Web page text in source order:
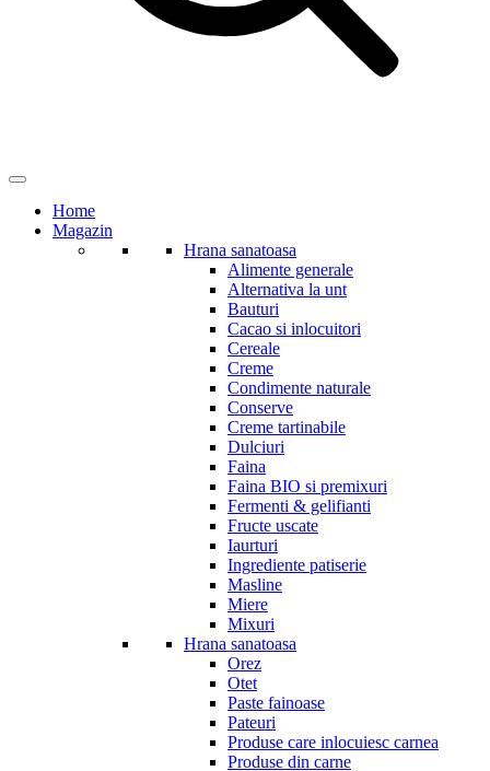
Home
Magazin
Hrana sanatoasa
Alimente generale
Alternativa la unt
Bauturi
Cacao si inlocuitori
Cereale
Creme
Condimente naturale
Conserve
Creme tartinabile
Dulciuri
Faina
Faina BIO si premixuri
Fermenti & gelifianti
Fructe uscate
Iaurturi
Ingrediente patiserie
Masline
Miere
Mixuri
Hrana sanatoasa
Orez
Otet
Paste fainoase
Pateuri
Produse care inlocuiesc carnea
Produse din carne